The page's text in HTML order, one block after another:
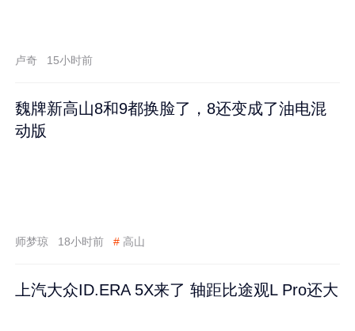
卢奇 15小时前
魏牌新高山8和9都换脸了，8还变成了油电混
动版
师梦琼 18小时前 # 高山
上汽大众ID.ERA 5X来了 轴距比途观L Pro还大